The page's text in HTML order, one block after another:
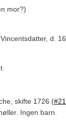
mor?)
d.
skifte 1726 (
Ingen barn.